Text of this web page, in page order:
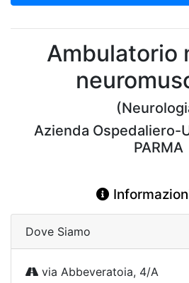
Ambulatorio
Azienda Ospedaliero-
PARMA
Dove Siamo
via Abbeveratoia, 4/A